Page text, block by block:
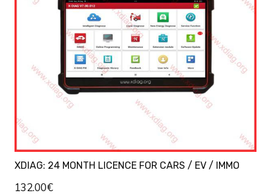
XDIAG: 24 MONTH LICENCE FOR CARS / EV / IMMO
132.00€